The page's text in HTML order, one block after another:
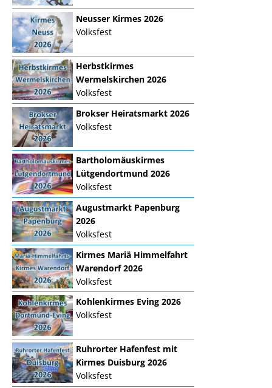
Neusser Kirmes 2026
Volksfest
Herbstkirmes
Wermelskirchen 2026
Volksfest
Brokser Heiratsmarkt 2026
Volksfest
Bartholomäuskirmes
Lütgendortmund 2026
Volksfest
Augustmarkt Papenburg
2026
Volksfest
Kirmes Mariä Himmelfahrt
Warendorf 2026
Volksfest
Kohlenkirmes Eving 2026
Volksfest
Ruhrorter Hafenfest mit
Kirmes Duisburg 2026
Volksfest